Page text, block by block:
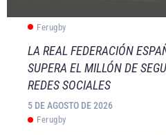
Ferugby
LA REAL FEDERACIÓN
SUPERA EL MILLÓN DE
REDES SOCIALES
5 DE AGOSTO DE 2026
Ferugby